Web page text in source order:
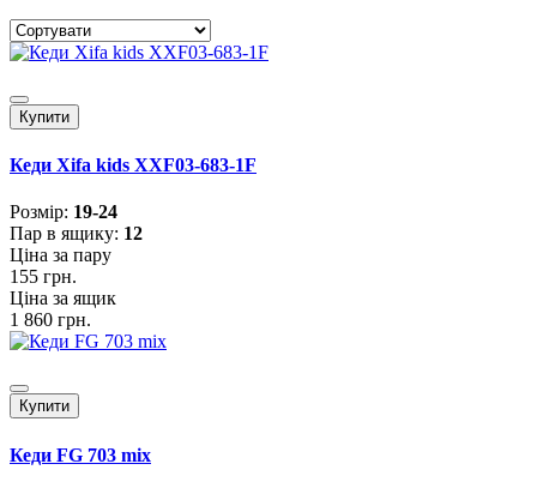
Купити
Кеди Xifa kids XXF03-683-1F
Розмiр: 19-24
Пар в ящику: 12
Ціна за пару
155 грн.
Ціна за ящик
1 860 грн.
Купити
Кеди FG 703 mix